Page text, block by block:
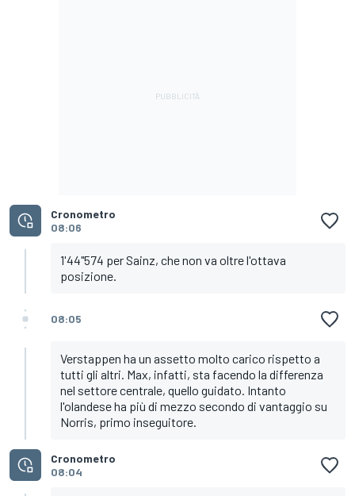
Cronometro
08:06
1'44"574 per Sainz, che non va oltre l'ottava
posizione.
08:05
Verstappen ha un assetto molto carico rispetto a
tutti gli altri. Max, infatti, sta facendo la differenza
nel settore centrale, quello guidato. Intanto
l'olandese ha più di mezzo secondo di vantaggio su
Norris, primo inseguitore.
Cronometro
08:04